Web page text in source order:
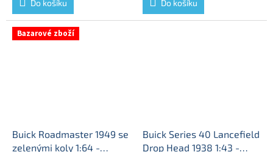
Do košíku Do košíku
Bazarové zboží
Buick Roadmaster 1949 se
zelenými koly 1:64 -
Buick Series 40 Lancefield
Drop Head 1938 1:43 -